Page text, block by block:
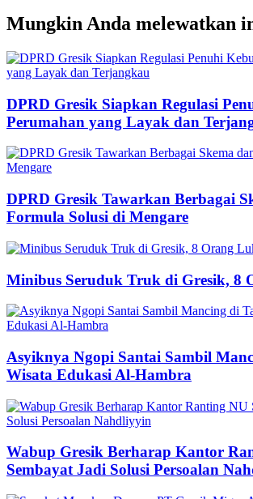
Mungkin Anda melewatkan
DPRD Gresik Siapkan Regulasi
Perumahan yang Layak dan
DPRD Gresik Tawarkan Berbagai
Formula Solusi di Mengare
Minibus Seruduk Truk di Gresik, 8
Asyiknya Ngopi Santai Sambil
Wisata Edukasi Al-Hambra
Wabup Gresik Berharap Kantor
Sembayat Jadi Solusi Persoalan